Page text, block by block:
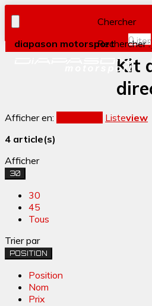
diapason motorsport
Chercher
Rechercher :
0
Kit
Afficher en: Listeview
4 article(s)
Afficher
30
30
45
Tous
Trier par
POSITION
Position
Nom
Prix